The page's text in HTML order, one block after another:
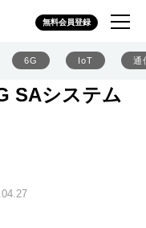
無料会員登録
6G IoT 通
SAシステム